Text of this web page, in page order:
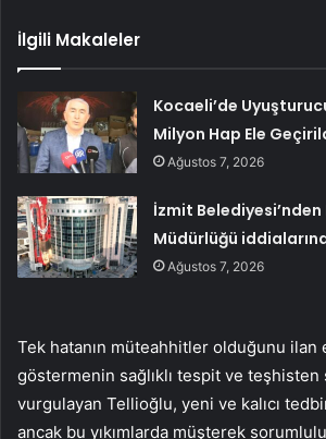
İlgili Makaleler
Kocaeli’de
Milyon Hap Ele
Ağustos 7, 2026
İzmit Belediyesi’nden
Müdürlüğü
Ağustos 7, 2026
Tek hatanın müteahhitler olduğunu ilan
göstermenin sağlıklı tespit ve teşhisten
vurgulayan Tellioğlu, yeni ve kalıcı
ancak bu yıkımlarda müşterek